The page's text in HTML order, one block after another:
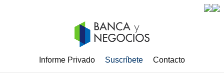
Informe Privado Suscríbete Contacto